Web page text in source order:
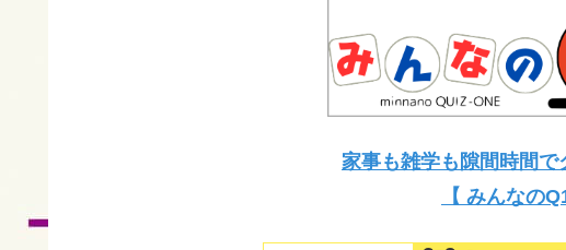
家事も雑学も隙間時間で
【 みんなの